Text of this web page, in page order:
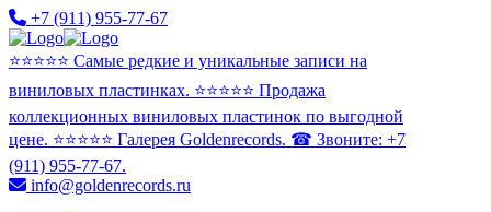
+7 (911) 955-77-67
⭐️⭐️⭐️⭐️⭐️ Самые редкие и уникальные записи на
виниловых пластинках. ⭐️⭐️⭐️⭐️⭐️ Продажа
коллекционных виниловых пластинок по выгодной
цене. ⭐️⭐️⭐️⭐️⭐️ Галерея Goldenrecords. ☎ Звоните: +7
(911) 955-77-67.
info@goldenrecords.ru